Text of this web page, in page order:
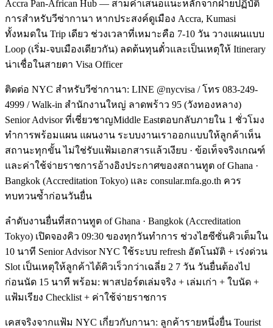
Accra Pan-African Hub — สามคำเสนอแนะหลักจากฝ่ายปฏิบัติ
การสำหรับวีซ่ากานา หากประสงค์ดูเมือง Accra, Kumasi
ทั้งหมดใน Trip เดียว ช่วงเวลาที่เหมาะคือ 7-10 วัน วางแผนแบบ
Loop (เริ่ม-จบเมืองเดียวกัน) ลดต้นทุนตั๋วและเป็นเหตุให้ Itinerary
น่าเชื่อในสายตา Visa Officer
ติดต่อ NYC สำหรับวีซ่ากานา: LINE @nycvisa / โทร 083-249-
4999 / Walk-in สำนักงานใหญ่ ลาดพร้าว 95 (วังทองหลาง)
Senior Advisor ที่เชี่ยวชาญMiddle Eastตอบกลับภายใน 1 ชั่วโมง
ทำการพร้อมแผน แผนงาน ระบบงานเราออกแบบให้ลูกค้าเห็น
สถานะทุกขั้น ไม่ใช่รับแฟ้มเอกสารแล้วเงียบ · ข้อเท็จจริงเกณฑ์
และค่าใช้จ่ายราชการอ้างอิงประกาศของสถานทูต of Ghana ·
Bangkok (Accreditation Tokyo) และ consular.mfa.go.th ควร
ทบทวนซ้ำก่อนวันยื่น
ลำดับงานยื่นที่สถานทูต of Ghana · Bangkok (Accreditation
Tokyo) เปิดจองคิว 09:30 ของทุกวันทำการ ช่วงไฮซีซั่นคิวเต็มใน
10 นาที Senior Advisor NYC ใช้ระบบ refresh อัตโนมัติ + เร่งด่วน
Slot เป็นเหตุให้ลูกค้าได้คิวเร็วกว่าเฉลี่ย 2 7 วัน วันยื่นต้องไป
ก่อนนัด 15 นาที พร้อม: พาสปอร์ตเล่มจริง + เล่มเก่า + ใบนัด +
แฟ้มเรียง Checklist + ค่าใช้จ่ายราชการ
เคสจริงจากแฟ้ม NYC เกี่ยวกับกานา: ลูกค้ารายหนึ่งยื่น Tourist